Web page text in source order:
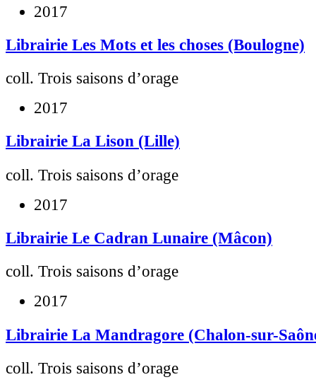
2017
Librairie Les Mots et les choses (Boulogne)
coll. Trois saisons d’orage
2017
Librairie La Lison (Lille)
coll. Trois saisons d’orage
2017
Librairie Le Cadran Lunaire (Mâcon)
coll. Trois saisons d’orage
2017
Librairie La Mandragore (Chalon-sur-
coll. Trois saisons d’orage